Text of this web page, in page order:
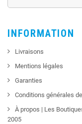
INFORMATION
Livraisons
Mentions légales
Garanties
Conditions générales
À propos | Les
2005